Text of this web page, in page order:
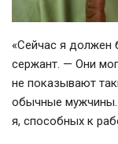
«Сейчас я должен
сержант. — Они
не показывают
обычные мужчины.
я, способных к